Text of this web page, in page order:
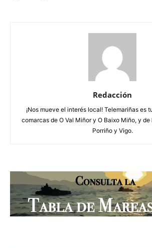
Redacción
¡Nos mueve el interés local! Telemariñas es
comarcas de O Val Miñor y O Baixo Miño, y
Porriño y Vigo.